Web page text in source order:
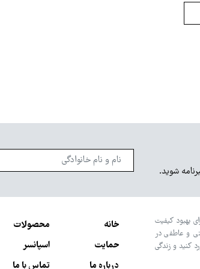
شوید.
بهبود کیفیت
و عاطفی در
کنید و زندگی
خانه
محصولات
حمایت
اسپانسر
درباره ما
تماس با ما